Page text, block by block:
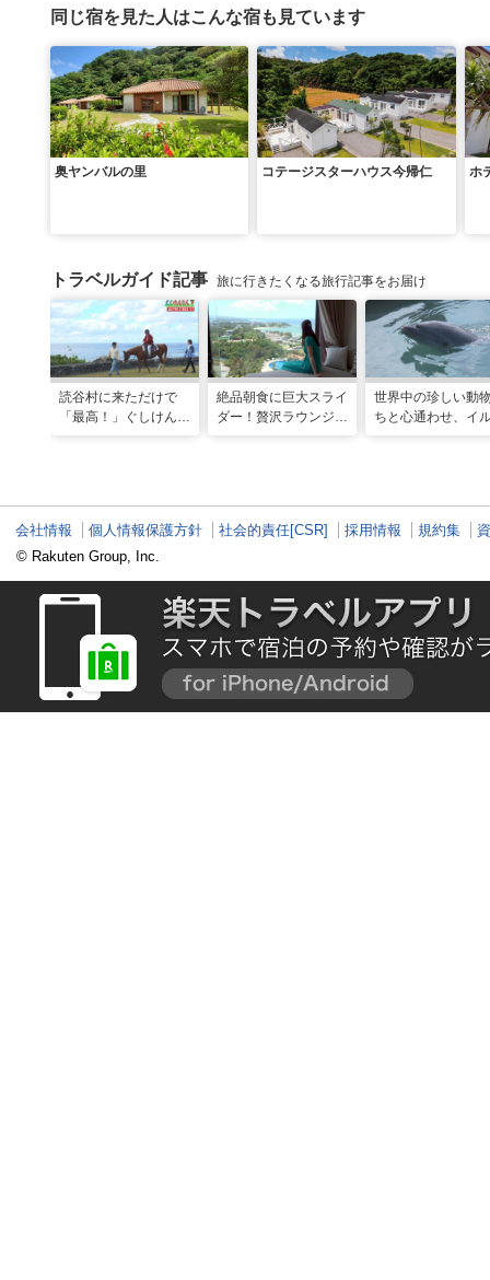
同じ宿を見た人はこんな宿も見ています
奥ヤンバルの里 コテージスターハウス今帰仁 ホ
トラベルガイド記事 旅に行きたくなる旅行記事をお届け
読谷村に来ただけで
「最高！」ぐしけんさ
絶品朝食に巨大スライ
ダー！贅沢ラウンジと
世界中の珍しい動
ちと心通わせ、イ
会社情報 個人情報保護方針 社会的責任[CSR] 採用情報 規約集
© Rakuten Group, Inc.